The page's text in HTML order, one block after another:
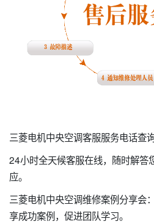
三菱电机中央空调客服服务电话查
24小时全天候客服在线，随时解答
应。
三菱电机中央空调维修案例分享会
享成功案例，促进团队学习。